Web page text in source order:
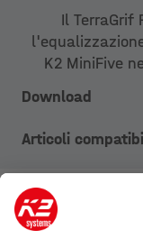
Il TerraGrif
K2 MiniFive
Download
Articoli